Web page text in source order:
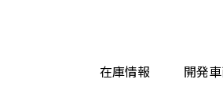
在庫情報 開発